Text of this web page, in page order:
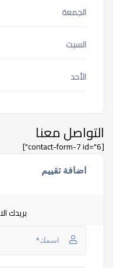
الجمعة
السبت
الأحد
التواصل معنا
[contact-form-7 id="6"]
اضافة تقييم
بريدك